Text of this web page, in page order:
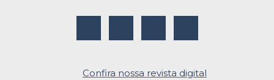
Confira nossa revista digital